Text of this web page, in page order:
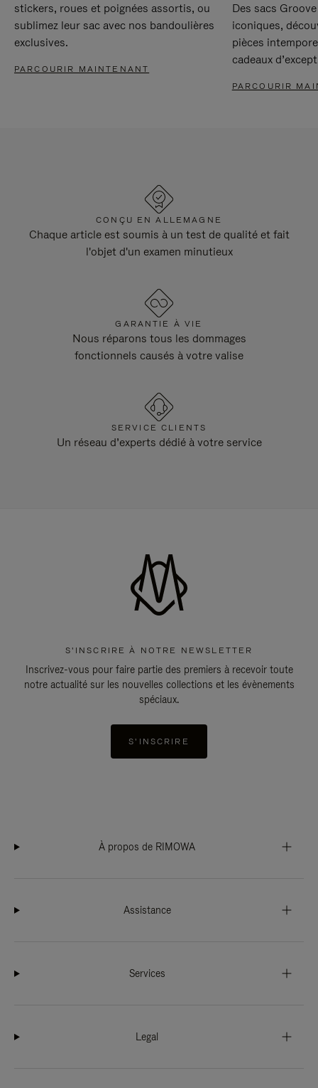
stickers, roues et poignées assortis, ou
sublimez leur sac avec nos bandoulières
exclusives.
PARCOURIR MAINTENANT
Des sacs
iconiques,
pièces
cadeaux
PARCOURIR
CONÇU EN ALLEMAGNE
Chaque article est soumis à un test de qualité et fait
l'objet d'un examen minutieux
GARANTIE À VIE
Nous réparons tous les dommages
fonctionnels causés à votre valise
SERVICE CLIENTS
Un réseau d’experts dédié à votre service
S'INSCRIRE À NOTRE NEWSLETTER
Inscrivez-vous pour faire partie des premiers à recevoir toute
notre actualité sur les nouvelles collections et les évènements
spéciaux.
S'INSCRIRE
À propos de RIMOWA
Assistance
Services
Legal